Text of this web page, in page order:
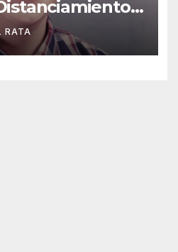
Que El
Hiciera Cool!»
RATA